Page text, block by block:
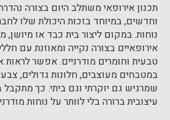
תכנון אירופאי משתלב היום בצורה
וחדשים, במיוחד בזכות היכולת שלו
נוחות. במקום ליצור בית כבד או
אירופאיים בצורה נקייה ומאוזנת עם
טבעית וחומרים מודרניים. אפשר לראות
במטבחים מעוצבים, חלונות גדולים,
שמרגיש גם יוקרתי וגם ביתי. כך
עיצובית ברורה בלי לוותר על נוחות